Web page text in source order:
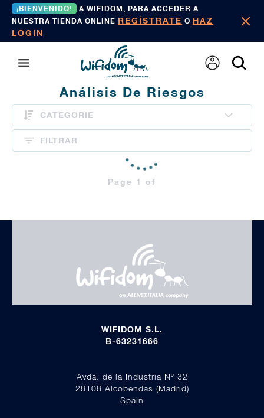
¡BIENVENIDO!
A WIFIDOM, PARA ACCEDER A
NUESTRA TIENDA ONLINE REGÍSTRATE O HAZ
LOGIN
Análisis De Riesgos
CATEGORIE
FILTRAR
Page 1 of
WIFIDOM S.L.
B-63231666
Avda. de la Industria Nº 32
28108 Alcobendas (Madrid)
Spain